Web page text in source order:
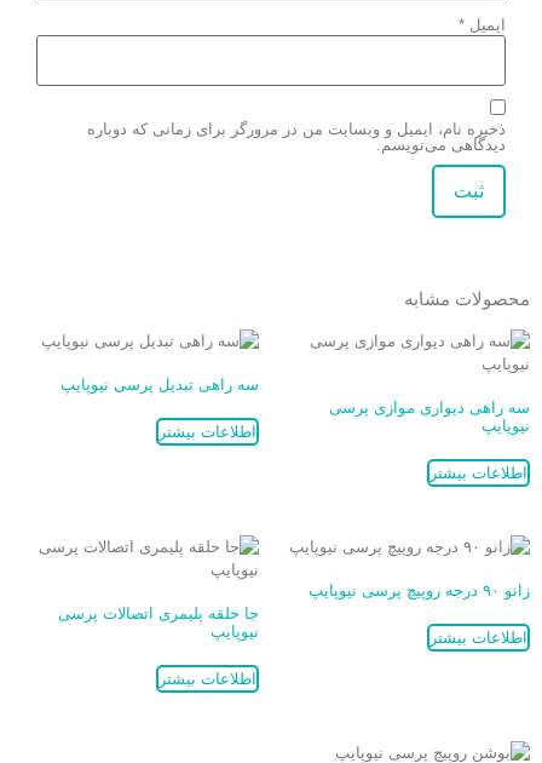
ایمیل *
ذخیره نام، ایمیل و وبسایت من در مرورگر برای زمانی که دوباره
دیدگاهی می‌نویسم.
محصولات مشابه
سه راهی دیواری موازی پرسی
نیوپایپ
اطلاعات بیشتر
سه راهی تبدیل پرسی نیوپایپ
اطلاعات بیشتر
زانو ۹۰ درجه روپیچ پرسی نیوپایپ
اطلاعات بیشتر
جا حلقه پلیمری اتصالات پرسی
نیوپایپ
اطلاعات بیشتر